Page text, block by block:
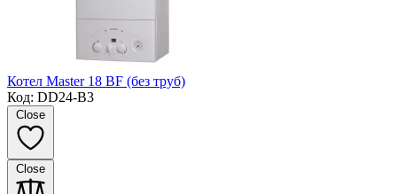
Котел Master 18 BF (без труб)
Код: DD24-B3
Close
Close